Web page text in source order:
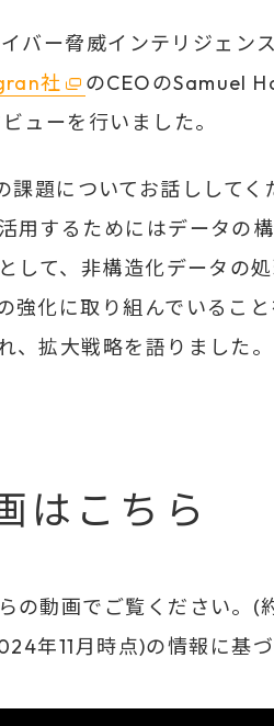
バー脅威インテリジェン
社
のCEOのSamuel
ューを行いました。
題についてお話ししてく
用するためにはデータの
して、非構造化データの
強化に取り組んでいるこ
、拡大戦略を語りました。
はこちら
の動画でご覧ください。(
年11月時点)の情報に基づ